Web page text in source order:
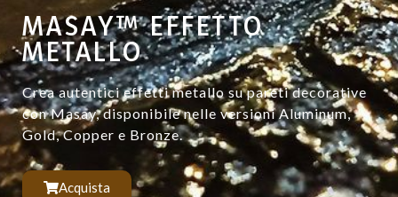
MASAY™ EFFETTO
METALLO
Crea autentici effetti metallo su pareti decorative
con Masay, disponibile nelle versioni Aluminum,
Gold, Copper e Bronze.
Acquista